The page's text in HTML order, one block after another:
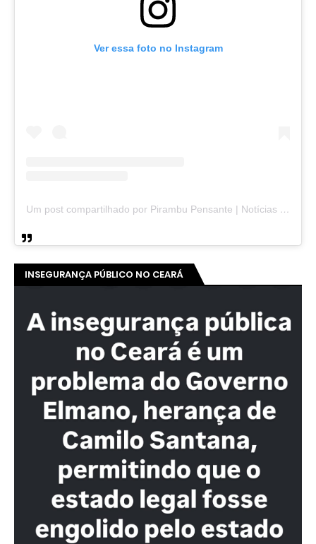
Ver essa foto no Instagram
Um post compartilhado por Pirambu Pensante | Notícias & Entretenimento (@pirambupensante)
INSEGURANÇA PÚBLICO NO CEARÁ